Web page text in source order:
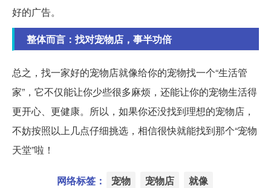
好的广告。
整体而言：找对宠物店，事半功倍
总之，找一家好的宠物店就像给你的宠物找一个“生活管
家”，它不仅能让你少些很多麻烦，还能让你的宠物生活得
更开心、更健康。所以，如果你还没找到理想的宠物店，
不妨按照以上几点仔细挑选，相信很快就能找到那个“宠物
天堂”啦！
网络标签： 宠物 宠物店 就像